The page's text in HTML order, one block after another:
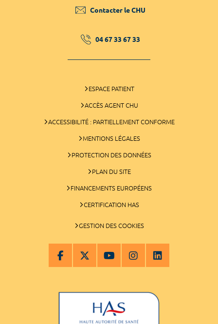
Contacter le CHU
04 67 33 67 33
ESPACE PATIENT
ACCÈS AGENT CHU
ACCESSIBILITÉ : PARTIELLEMENT CONFORME
MENTIONS LÉGALES
PROTECTION DES DONNÉES
PLAN DU SITE
FINANCEMENTS EUROPÉENS
CERTIFICATION HAS
GESTION DES COOKIES